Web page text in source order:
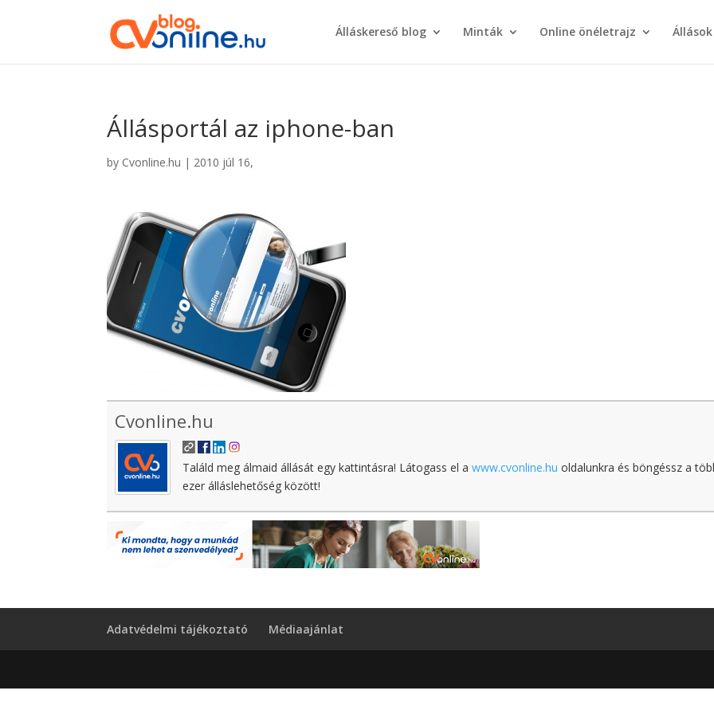
Álláskereső blog Minták Online önéletrajz Állások
Állásportál az iphone-ban
by Cvonline.hu | 2010 júl 16,
Cvonline.hu
Találd meg álmaid állását egy kattintásra! Látogass el awww.cvonline.hu oldalunkra és böngéssz a
ezer álláslehetőség között!
Adatvédelmi tájékoztató Médiaajánlat